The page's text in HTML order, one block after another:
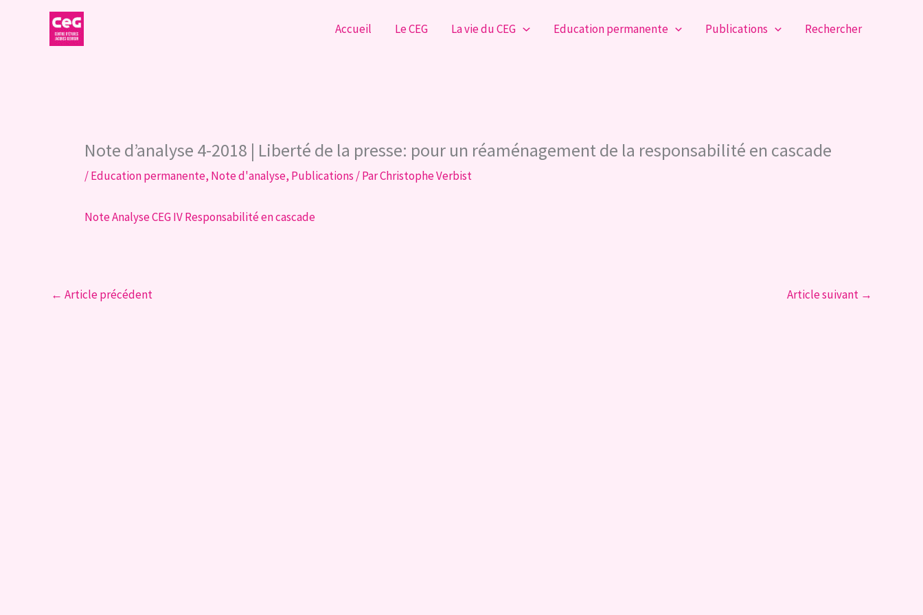
Accueil Le CEG La vie du CEG Education permanente Publications Rechercher
Note d’analyse 4-2018 | Liberté de la presse: pour un réaménagement de la responsabilité en cascade
/Education permanente, Note d'analyse, Publications / ParChristophe Verbist
Note Analyse CEG IV Responsabilité en cascade
← Article précédent Article suivant →